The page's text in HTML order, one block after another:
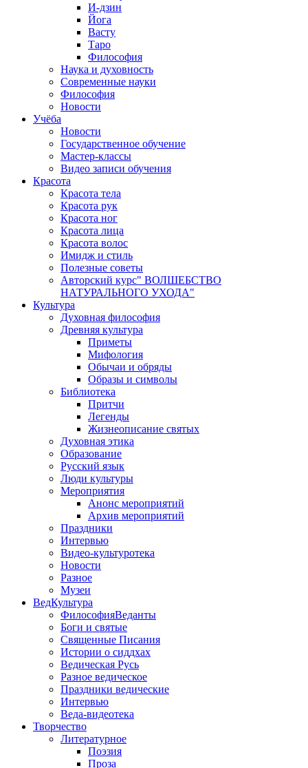
И-дзин
Йога
Васту
Таро
Философия
Наука и духовность
Современные науки
Философия
Новости
Учёба
Новости
Государственное обучение
Мастер-классы
Видео записи обучения
Красота
Красота тела
Красота рук
Красота ног
Красота лица
Красота волос
Имидж и стиль
Полезные советы
Авторский курс" ВОЛШЕБСТВО
НАТУРАЛЬНОГО УХОДА"
Культура
Духовная философия
Древняя культура
Приметы
Мифология
Обычаи и обряды
Образы и символы
Библиотека
Притчи
Легенды
Жизнеописание святых
Духовная этика
Образование
Русский язык
Люди культуры
Мероприятия
Анонс мероприятий
Архив мероприятий
Праздники
Интервью
Видео-культуротека
Новости
Разное
Музеи
ВедКультура
ФилософияВеданты
Боги и святые
Священные Писания
Истории о сиддхах
Ведическая Русь
Разное ведическое
Праздники ведические
Интервью
Веда-видеотека
Творчество
Литературное
Поэзия
Проза